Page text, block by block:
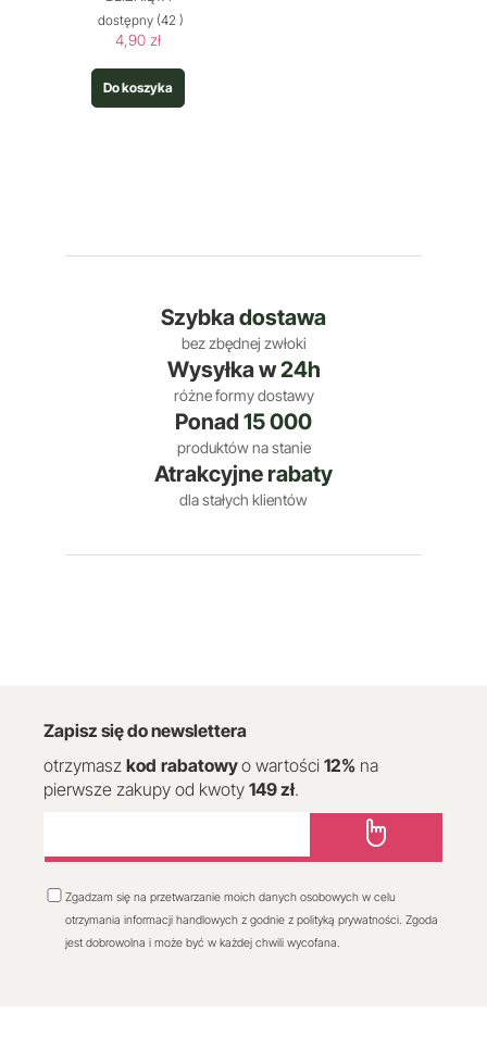
dostępny (42 )
4,90 zł
Do koszyka
Szybkadostawa
bez zbędnej zwłoki
Wysyłka w24h
różne formy dostawy
Ponad 15 000
produktów na stanie
Atrakcyjnerabaty
dla stałych klientów
Zapisz się do newslettera
otrzymasz kod rabatowyo wartości 12% na
pierwsze zakupy od kwoty 149 zł.
Zgadzam się na przetwarzanie moich danych osobowych w celu
otrzymania informacji handlowych z godnie z polityką prywatności. Zgoda
jest dobrowolna i może być w każdej chwili wycofana.